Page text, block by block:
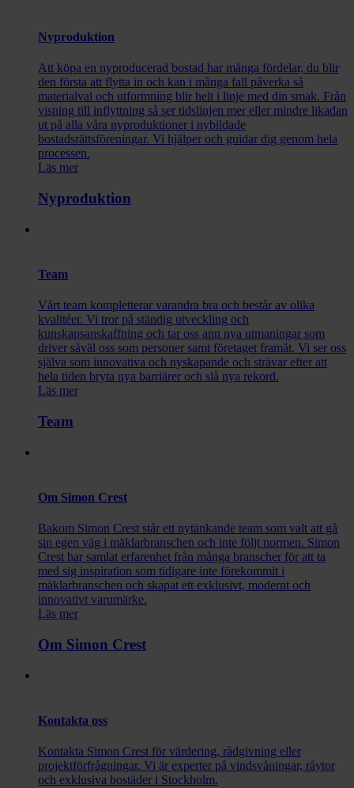
Nyproduktion
Att köpa en nyproducerad bostad har många fördelar, du blir
den första att flytta in och kan i många fall påverka så
materialval och utformning blir helt i linje med din smak. Från
visning till inflyttning så ser tidslinjen mer eller mindre likadan
ut på alla våra nyproduktioner i nybildade
bostadsrättsföreningar. Vi hjälper och guidar dig genom hela
processen.
Läs mer
Nyproduktion
Team
Vårt team kompletterar varandra bra och består av olika
kvalitéer. Vi tror på ständig utveckling och
kunskapsanskaffning och tar oss ann nya utmaningar som
driver såväl oss som personer samt företaget framåt. Vi ser oss
själva som innovativa och nyskapande och strävar efter att
hela tiden bryta nya barriärer och slå nya rekord.
Läs mer
Team
Om Simon Crest
Bakom Simon Crest står ett nytänkande team som valt att gå
sin egen väg i mäklarbranschen och inte följt normen. Simon
Crest har samlat erfarenhet från många branscher för att ta
med sig inspiration som tidigare inte förekommit i
mäklarbranschen och skapat ett exklusivt, modernt och
innovativt varumärke.
Läs mer
Om Simon Crest
Kontakta oss
Kontakta Simon Crest för värdering, rådgivning eller
projektförfrågningar. Vi är experter på vindsvåningar, råytor
och exklusiva bostäder i Stockholm.